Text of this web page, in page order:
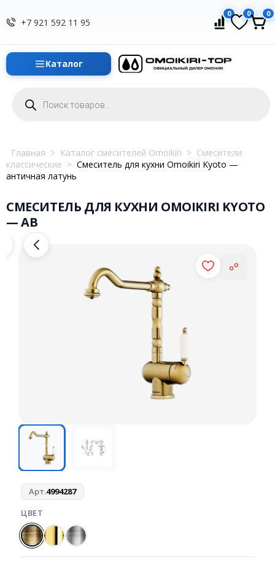
+7 921 592 11 95
0 0 0
Каталог
товаров
Главная > Каталог смесителей Omoikiri > Смесители
классические > Смеситель для кухни Omoikiri Kyoto —
античная латунь
СМЕСИТЕЛЬ ДЛЯ КУХНИ OMOIKIRI KYOTO
— AB
Арт.4994287
ЦВЕТ